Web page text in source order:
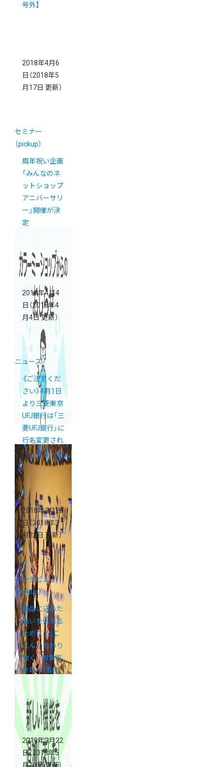
号外】
2018年4月6
日 （2018年5
月17日 更新）
セミナー
（pickup）
周年祝い企画
「みんなのネ
ットショップ
アニバーサリ
ー」開催が決
定
2018年4月4
日（2018年4
月4日 更新）
ニュース
《ご注意くだ
さい》4月1日
より三菱東京
UFJ銀行は「三
菱UFJ銀行」に
行名変更され
ました
2018年3月26
日（2018年3
月23日 更新）
インタビュー
（pickup）
商品に込めた
思いを伝える
ために、とこ
とんこだわり
抜く。創業百
余年の「和ろ
うそく大與」
が考えるデザ
インの話
2018年3月22
日（2018年5
月10日 更新）